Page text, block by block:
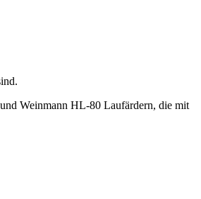
Weinmann HL-80 Laufärdern, die mit